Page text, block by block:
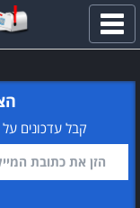
פתח
תפריט
קבל עדכונים